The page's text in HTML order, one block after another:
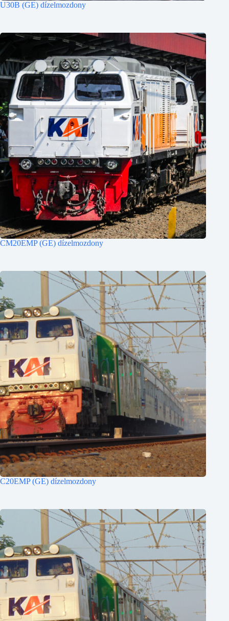
U30B (GE) dízelmozdony
CM20EMP (GE) dízelmozdony
C20EMP (GE) dízelmozdony